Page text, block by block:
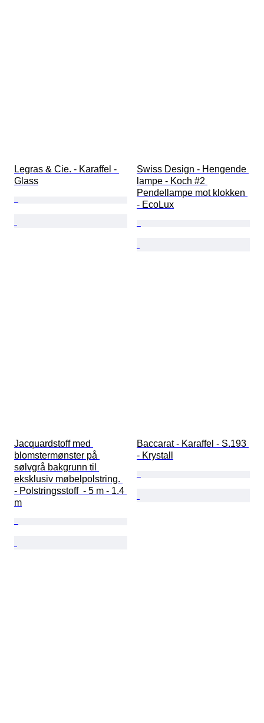
Legras & Cie. - Karaffel -
Glass
Swiss Design - Hengende
lampe - Koch #2
Pendellampe mot klokken
- EcoLux
Jacquardstoff med
blomstermønster på
sølvgrå bakgrunn til
eksklusiv møbelpolstring.
- Polstringsstoff  - 5 m - 1.4
m
Baccarat - Karaffel - S.193
- Krystall